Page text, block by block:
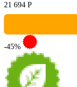
21 694 Р
-45%